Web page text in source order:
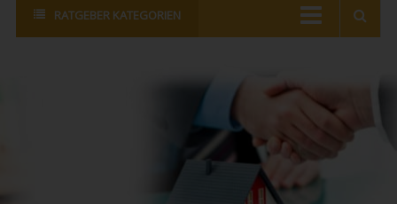
RATGEBER KATEGORIEN
Geld zu sparen!